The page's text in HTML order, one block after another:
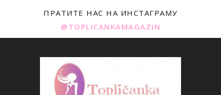
ПРАТИТЕ НАС НА ИНСТАГРАМУ
@TOPLICANKAMAGAZIN